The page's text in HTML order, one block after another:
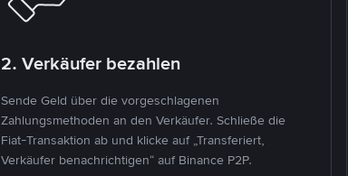
2. Verkäufer bezahlen
Sende Geld über die vorgeschlagenen
Zahlungsmethoden an den Verkäufer. Schließe die
Fiat-Transaktion ab und klicke auf „Transferiert,
Verkäufer benachrichtigen“ auf Binance P2P.